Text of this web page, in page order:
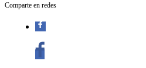
Comparte en redes